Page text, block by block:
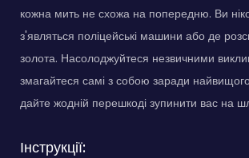
кожна мить не схожа на попередню. Ви
з'являться поліцейські машини або де
золота. Насолоджуйтеся незвичними
змагайтеся самі з собою заради
дайте жодній перешкоді зупинити вас на
Інструкції: